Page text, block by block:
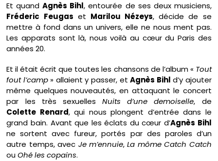
Et quandAgnès Bihl, entourée de ses deux musiciens,
Fréderic Feugas et Marilou Nézeys, décide de se
mettre à fond dans un univers, elle ne nous ment pas.
Les apparats sont là, nous voilà au cœur du Paris des
années 20.
Et il était écrit que toutes les chansons de l’album « Tout
fout l’camp» allaient y passer, etAgnès Bihl d’y ajouter
même quelques nouveautés, en attaquant le concert
par les très sexuellesNuits d’une demoiselle, de
Colette Renard, qui nous plongent d’entrée dans le
grand bain. Avant que les éclats du cœur d’Agnès Bihl
ne sortent avec fureur, portés par des paroles d’un
autre temps, avec Je m’ennuie,La môme Catch Catch
ouOhé les copains.